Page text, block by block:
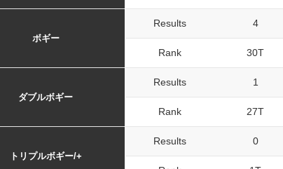
ボギー
Results 4
Rank 30T
ダブルボギー
Results 1
Rank 27T
トリプルボギー/+
Results 0